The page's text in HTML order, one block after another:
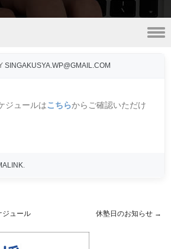
SINGAKUSYA.WP@GMAIL.COM
ジュールはこちらからご確認いただけ
.
ジュール 休塾日のお知らせ →